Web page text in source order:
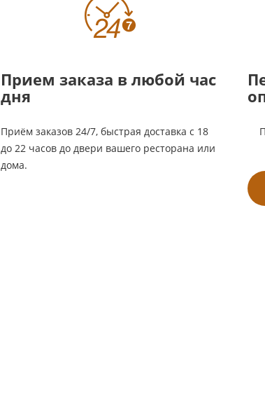
Прием заказа в любой час
дня
Приём заказов 24/7, быстрая доставка с 18
до 22 часов до двери вашего ресторана или
дома.